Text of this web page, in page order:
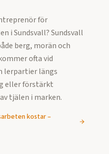
för
iSundsvall?Sundsvall
berg, morän och
ofta vid
lerpartier längs
eller förstärkt
tjälen i marken.
kostar –